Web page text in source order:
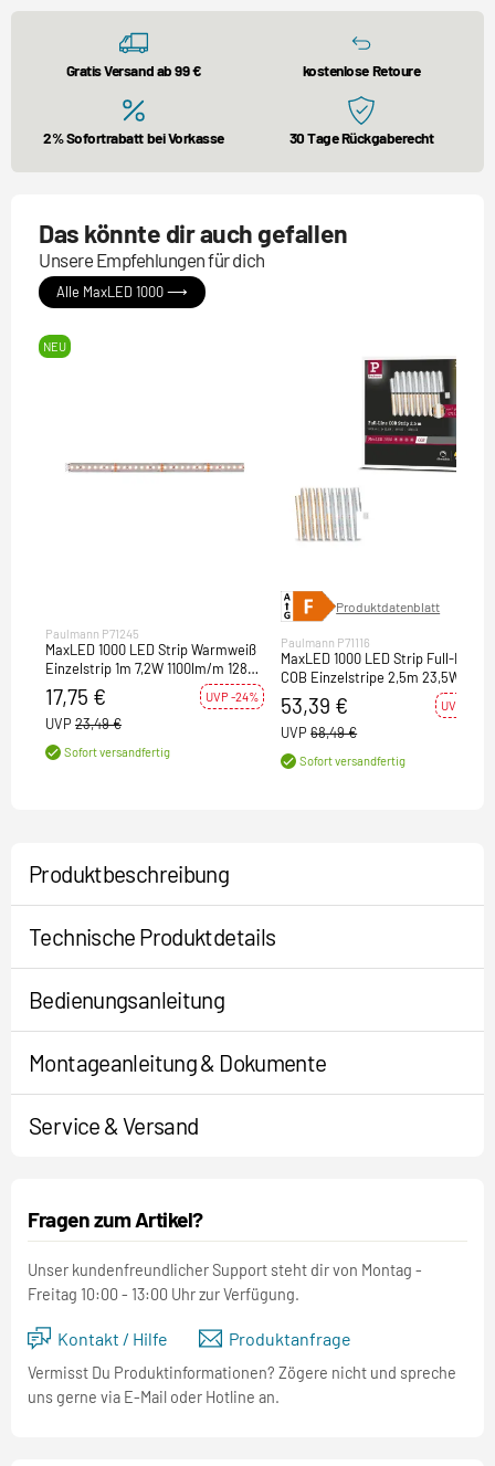
Gratis Versand ab 99 € kostenlose Retoure
2% Sofortrabatt bei Vorkasse 30 Tage Rückgaberecht
Das könnte dir auch gefallen
Unsere Empfehlungen für dich
Alle MaxLED 1000 ⟶
NEU
Paulmann P71245
MaxLED 1000 LED Strip Warmweiß
Einzelstrip 1m 7,2W 1100lm/m 128
LEDs/m 2700K
17,75 € UVP -24%
UVP 23,49 €
Sofort versandfertig
Produktdatenblatt
Paulmann P71116
MaxLED 1000 LED Strip Full-Line
COB Einzelstripe 2,5m 23,5W
1200lm/m 672LEDs/m Tunable
White
53,39 € UVP -22%
UVP 68,49 €
Sofort versandfertig
Produktbeschreibung
Technische Produktdetails
Bedienungsanleitung
Montageanleitung & Dokumente
Service & Versand
Fragen zum Artikel?
Unser kundenfreundlicher Support steht dir von Montag -
Freitag 10:00 - 13:00 Uhr zur Verfügung.
Kontakt / Hilfe Produktanfrage
Vermisst Du Produktinformationen? Zögere nicht und spreche
uns gerne via E-Mail oder Hotline an.